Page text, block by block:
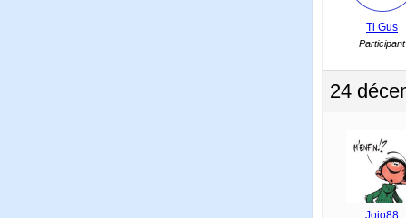
Ti Gus
Participant
24